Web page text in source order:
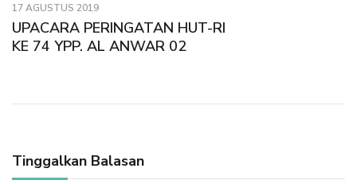
17 AGUSTUS 2019
UPACARA PERINGATAN HUT-RI
KE 74 YPP. AL ANWAR 02
Tinggalkan Balasan